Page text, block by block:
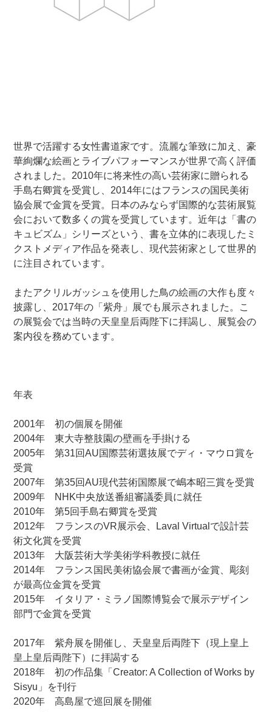
世界で活躍する女性書道家です。流麗な筆致に加え、豪
華絢爛な絵画とライブパフォーマンスが世界で高く評価
されました。2010年に将来性の高い芸術家に贈られる
手島右卿賞を受賞し、2014年にはフランスの国民美術
協会展で金賞を受賞。日本のみならず国際的な芸術展覧
会において数多くの賞を受賞しています。近年は「書の
キュビズム」シリーズという、書を立体的に表現したミ
クストメディア作品を発表し、現代芸術家として世界的
に注目されています。
またアクリルガッシュを使用した鳥の絵画の大作も度々
披露し、2017年の「紫舟」展でも展示されました。こ
の展覧会では当時の天皇皇后両陛下に拝謁し、展覧会の
案内役を務めています。
年表
2001年 初の個展を開催
2004年 東大寺整肢園の壁画を手掛ける
2005年 第31回AU国際芸術選抜展でディ・マウロ賞を
受賞
2007年 第35回AU現代芸術国際展で嶋本昭三賞を受賞
2009年 NHK中央放送番組審議委員に就任
2010年 第5回手島右卿賞を受賞
2012年 フランスのVR展示会、Laval Virtualで設計芸
術文化賞を受賞
2013年 大阪芸術大学美術学科教授に就任
2014年 フランス国民美術協会展で書画が金賞、彫刻
が最高位金賞を受賞
2015年 イタリア・ミラノ国際博覧会で展示デザイン
部門で金賞を受賞
2017年紫舟展を開催し、天皇皇后両陛下（現上皇上
皇上皇后両陛下）に拝謁する
2018年 初の作品集「Creator: A Collection of Works by
Sisyu」を刊行
2020年 高島屋で巡回展を開催